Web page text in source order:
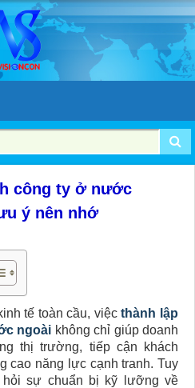
công ty ở nước
ý nên nhớ
tế toàn cầu, việcthành lập
ngoài không chỉ giúp doanh
thị trường, tiếp cận khách
cao năng lực cạnh tranh. Tuy
hỏi sự chuẩn bị kỹ lưỡng về